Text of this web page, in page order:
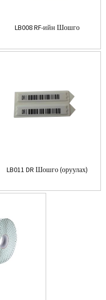
LB008 RF-ийн Шошго
LB011 DR Шошго (оруулах)